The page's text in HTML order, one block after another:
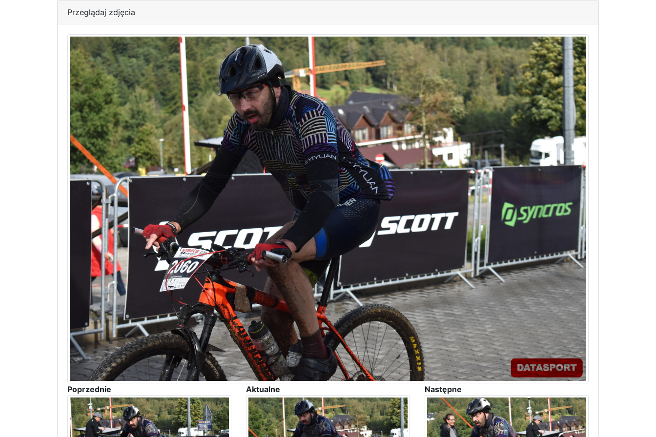
Przeglądaj zdjęcia
Poprzednie Aktualne Następne